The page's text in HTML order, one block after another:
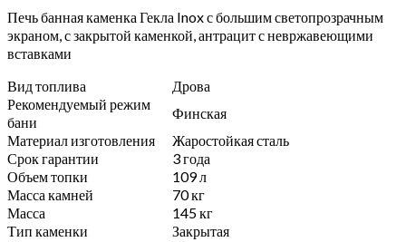
Печь банная каменка Гекла Inox с большим светопрозрачным
экраном, с закрытой каменкой, антрацит с невржавеющими
вставками
Вид топлива
Дрова
Рекомендуемый режим
бани
Финская
Материал изготовления
Жаростойкая сталь
Срок гарантии
3 года
Объем топки
109 л
Масса камней
70 кг
Масса
145 кг
Тип каменки
Закрытая